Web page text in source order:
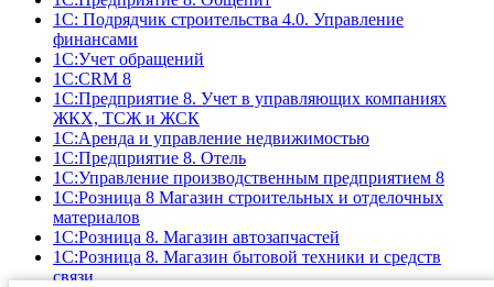
1С: Подрядчик строительства 4.0. Управление
финансами
1С:Учет обращений
1C:CRM 8
1С:Предприятие 8. Учет в управляющих компаниях
ЖКХ, ТСЖ и ЖСК
1С:Аренда и управление недвижимостью
1С:Предприятие 8. Отель
1C:Управление производственным предприятием 8
1С:Розница 8 Магазин строительных и отделочных
материалов
1С:Розница 8. Магазин автозапчастей
1С:Розница 8. Магазин бытовой техники и средств
связи